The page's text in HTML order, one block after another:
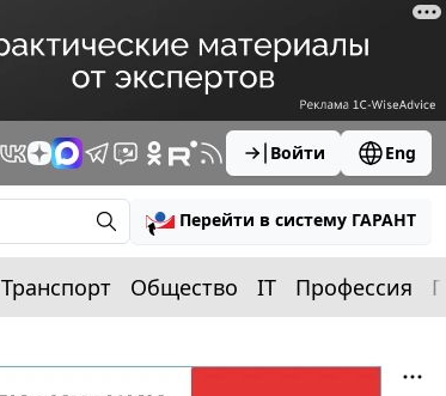
Войти Eng
Перейти в систему ГАРАНТ
Транспорт Общество IT Профессия